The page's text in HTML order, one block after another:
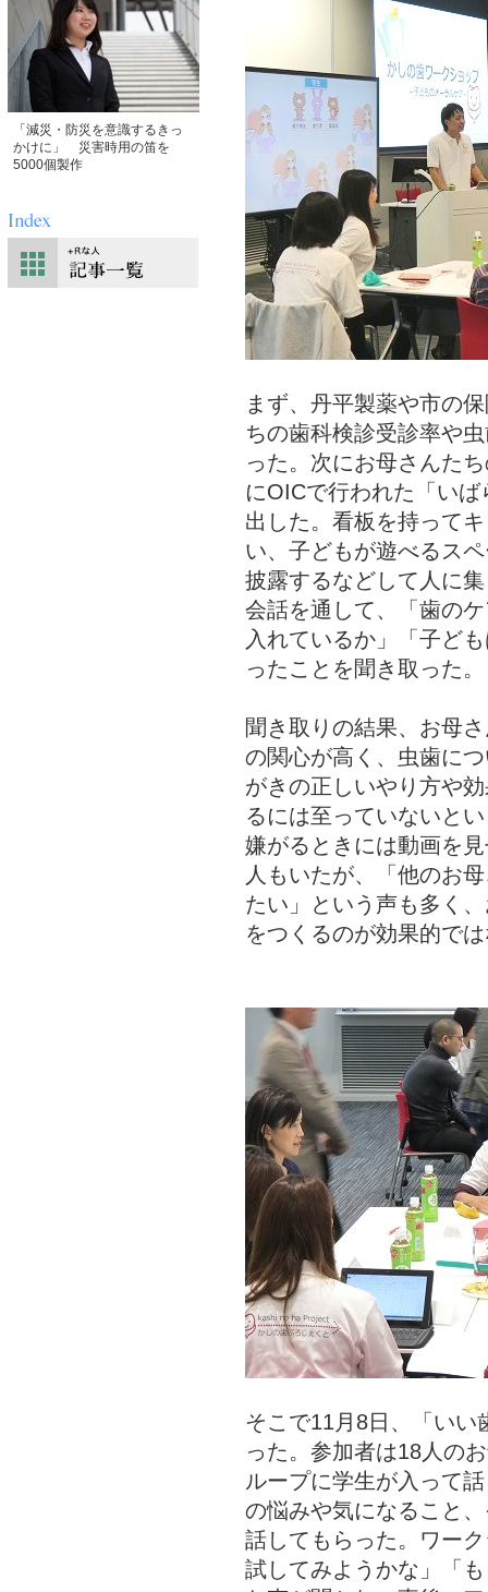
「減災・防災を意識するきっ
かけに」 災害時用の笛を
5000個製作
まず、丹平製薬や市の
ちの歯科検診受診率や
った。次にお母さんた
にOICで行われた「い
出した。看板を持って
い、子どもが遊べるス
披露するなどして人に
会話を通して、「歯の
入れているか」「子ど
ったことを聞き取った。
聞き取りの結果、お母
の関心が高く、虫歯に
がきの正しいやり方や
るには至っていないと
嫌がるときには動画を
人もいたが、「他のお
たい」という声も多く
をつくるのが効果的で
そこで11月8日、「いい
った。参加者は18人の
ループに学生が入って
の悩みや気になること
話してもらった。ワー
試してみようかな」「